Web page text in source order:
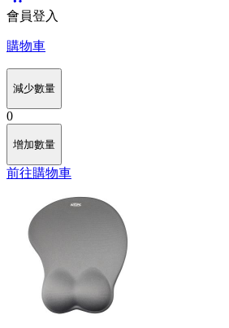
會員登入
購物車
減少數量
0
增加數量
前往購物車